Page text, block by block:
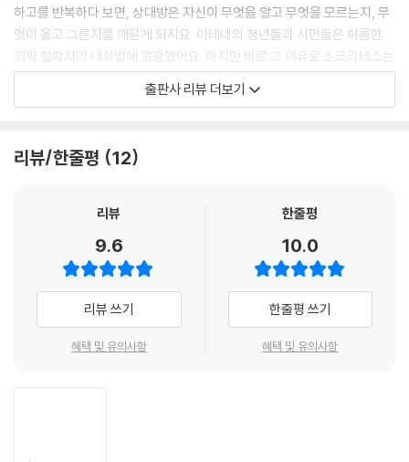
하고를 반복하다 보면, 상대방은 자신이 무엇을 알고 무엇을 모르는지, 무
엇이 옳고 그른지를 깨닫게 되지요. 아테네의 청년들과 시민들은 허름한
괴짜 철학자의 대화법에 열광했어요. 하지만 바로 그 이유로 소크라테스는
고발당해 유죄를 선고받아요. 께름직한 죄목이었지만, 소크라테스는 아테
네 법을 따르겠다며 사형까지도 받아들였지요. 소크라테스의 삶과 생각에
변명〉과 〈크리톤〉. 소크라테스의 인생에서 가장 역동적이고 짜릿했던 대목
히는지 함께 생각해 보아요.
● 기원전의 철학자 소크라테스가 오늘날의 우리에게 질문을 던져요!
“나는 정치가로서 살기에는 너무나 정직합니다. 나는 사람들에게 부와 명
예 같은 개인적 이익을 좇기에 앞서 정의와 덕을 추구해야 한다고 말했습
니다.” - 본문 76쪽
출판사 리뷰 더보기
리뷰/한줄평 12
리뷰
9.6
리뷰 쓰기
혜택 및 유의사항
한줄평
10.0
한줄평 쓰기
혜택 및 유의사항